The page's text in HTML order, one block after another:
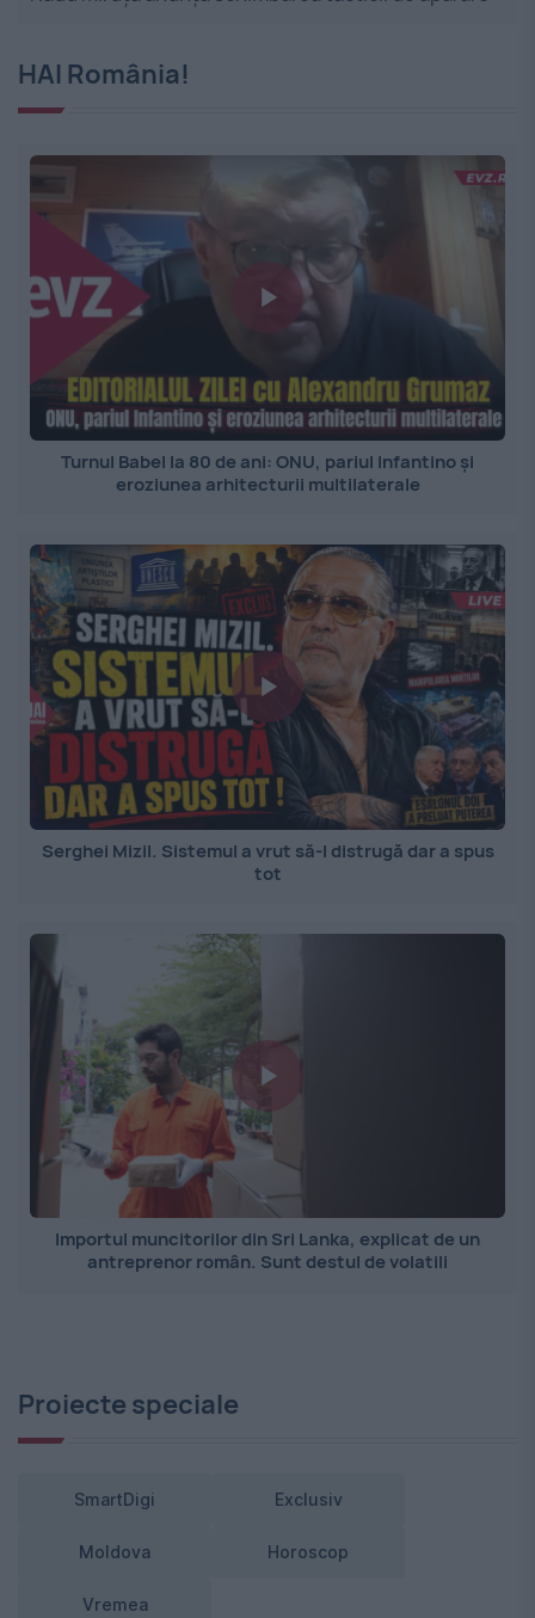
HAI România!
Turnul Babel la 80 de ani: ONU, pariul Infantino și
eroziunea arhitecturii multilaterale
Serghei Mizil. Sistemul a vrut să-l distrugă dar a spus
tot
Importul muncitorilor din Sri Lanka, explicat de un
antreprenor român. Sunt destul de volatili
Proiecte speciale
SmartDigi Exclusiv
Moldova Horoscop
Vremea